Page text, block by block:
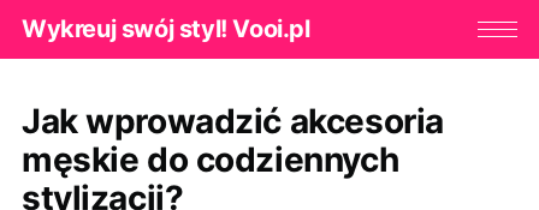
Wykreuj swój styl! Vooi.pl
Jak wprowadzić akcesoria
męskie do codziennych
stylizacji?